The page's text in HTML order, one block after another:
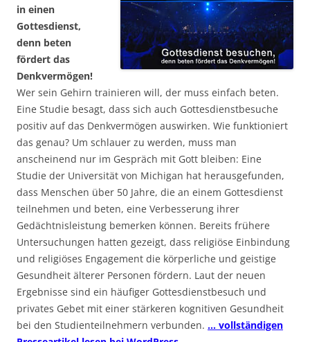
in einen
Gottesdienst,
denn beten
fördert das
Denkvermögen!
Wer sein Gehirn trainieren will, der muss einfach beten.
Eine Studie besagt, dass sich auch Gottesdienstbesuche
positiv auf das Denkvermögen auswirken. Wie funktioniert
das genau? Um schlauer zu werden, muss man
anscheinend nur im Gespräch mit Gott bleiben: Eine
Studie der Universität von Michigan hat herausgefunden,
dass Menschen über 50 Jahre, die an einem Gottesdienst
teilnehmen und beten, eine Verbesserung ihrer
Gedächtnisleistung bemerken können. Bereits frühere
Untersuchungen hatten gezeigt, dass religiöse Einbindung
und religiöses Engagement die körperliche und geistige
Gesundheit älterer Personen fördern. Laut der neuen
Ergebnisse sind ein häufiger Gottesdienstbesuch und
privates Gebet mit einer stärkeren kognitiven Gesundheit
bei den Studienteilnehmern verbunden. … vollständigen